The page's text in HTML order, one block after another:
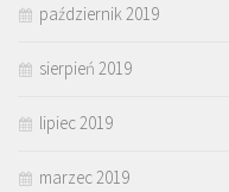
październik 2019
sierpień 2019
lipiec 2019
marzec 2019